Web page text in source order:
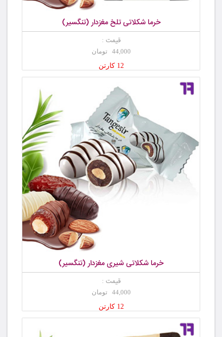
خرما شکلاتی تلخ مغزدار (تنگسیر)
قیمت :
44,000 تومان
12 کارتن
خرما شکلاتی شیری مغزدار (تنگسیر)
قیمت :
44,000 تومان
12 کارتن